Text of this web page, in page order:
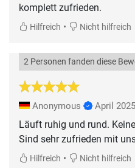
komplett zufrieden.
Hilfreich • Nicht hilfreich
2 Personen fanden diese
Anonymous April 2025
Läuft ruhig und rund.
Sind sehr zufrieden mit
Hilfreich • Nicht hilfreich